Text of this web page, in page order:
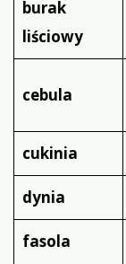
burak
liściowy
cebula
cukinia
dynia
fasola